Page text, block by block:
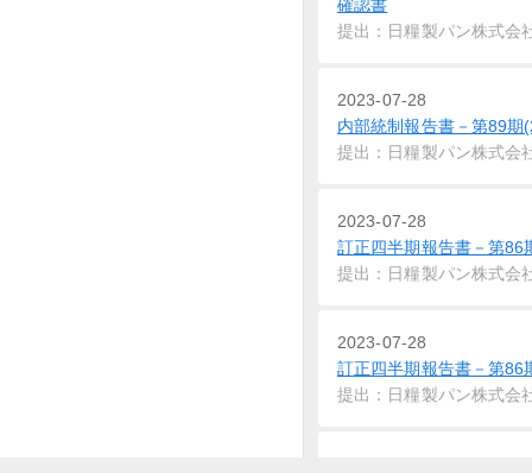
確認書
提出：日糧製パン株式会
2023-07-28
内部統制報告書－第89
提出：日糧製パン株式会
2023-07-28
訂正四半期報告書－第
提出：日糧製パン株式会
2023-07-28
訂正四半期報告書－第
提出：日糧製パン株式会